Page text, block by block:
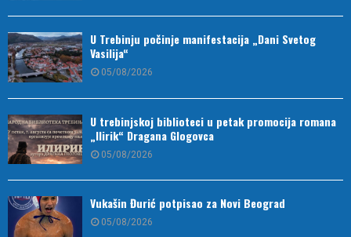
U Trebinju počinje manifestacija „Dani Svetog
Vasilija“
05/08/2026
U trebinjskoj biblioteci u petak promocija romana
„Ilirik“ Dragana Glogovca
05/08/2026
Vukašin Đurić potpisao za Novi Beograd
05/08/2026